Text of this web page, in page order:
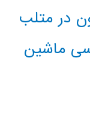
در متلب
ماشین